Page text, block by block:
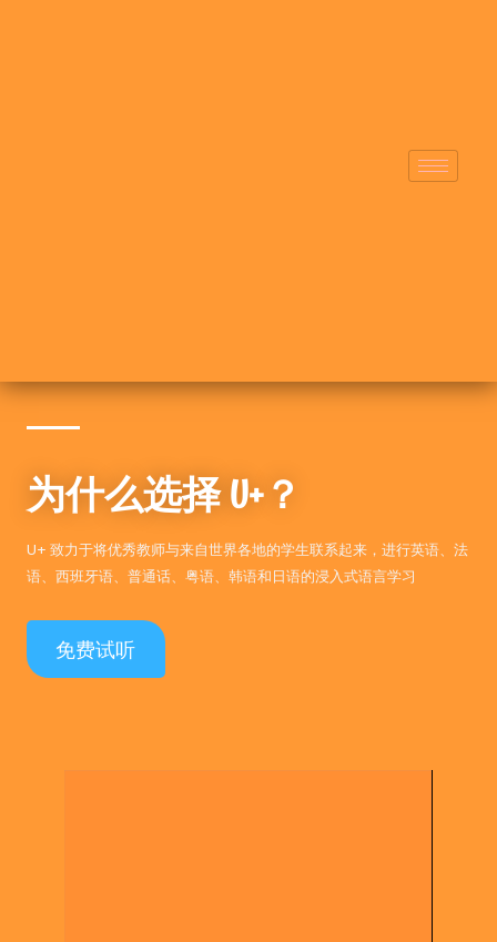
为什么选择 U+？
U+ 致力于将优秀教师与来自世界各地的学生联系起来，进行英语、法
语、西班牙语、普通话、粤语、韩语和日语的浸入式语言学习
免费试听